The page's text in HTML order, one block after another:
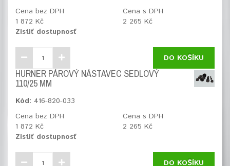
Cena bez DPH
1 872 Kč
Cena s DPH
2 265 Kč
Zistiť dostupnosť
DO KOŠÍKU
HURNER PÁROVÝ NÁSTAVEC SEDLOVÝ
110/25 MM
Kód: 416-820-033
Cena bez DPH
1 872 Kč
Cena s DPH
2 265 Kč
Zistiť dostupnosť
DO KOŠÍKU